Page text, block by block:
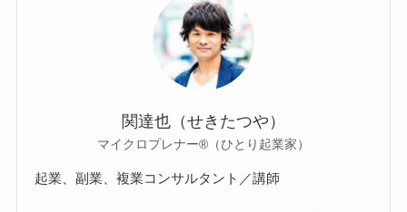
関達也（せきたつや）
マイクロプレナー®（ひとり起業家）
起業、副業、複業コンサルタント／講師